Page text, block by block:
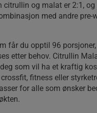
og malat er 2:1, og
med andre pre-
får du opptil 96
etter behov. Citrullin
som vil ha et kraftig
fitness eller
for alle som ønsker